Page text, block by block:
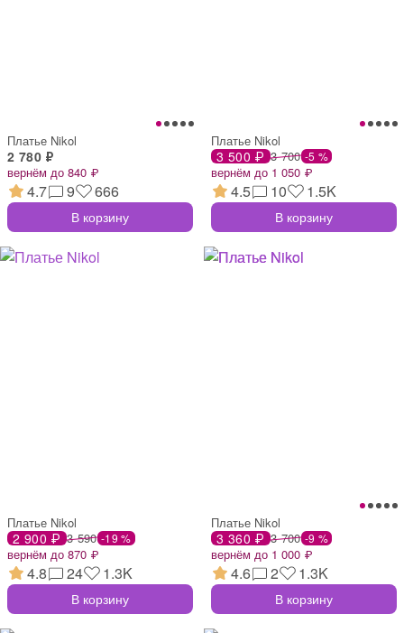
Платье Nikol
2 780 ₽
вернём до 840 ₽
4.7 9 666
В корзину
Платье Nikol
3 500 ₽ 3 700 -5 %
вернём до 1 050 ₽
4.5 10 1.5K
В корзину
Платье Nikol
2 900 ₽ 3 590 -19 %
вернём до 870 ₽
4.8 24 1.3K
В корзину
Платье Nikol
3 360 ₽ 3 700 -9 %
вернём до 1 000 ₽
4.6 2 1.3K
В корзину